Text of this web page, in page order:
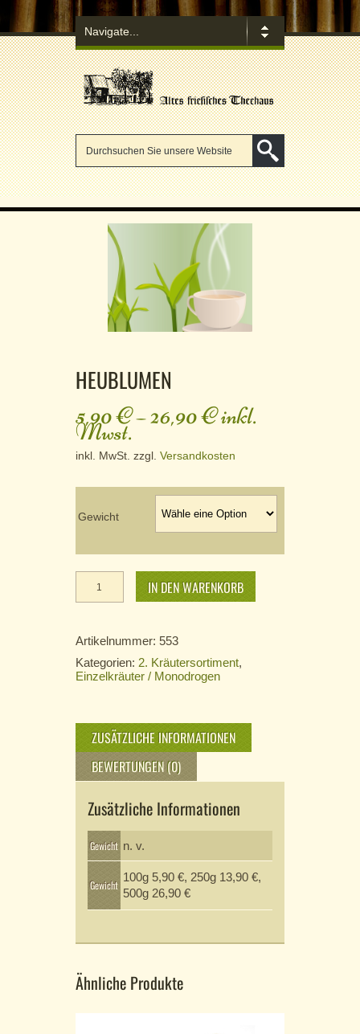
HEUBLUMEN
5,90€–26,90€inkl.
Mwst.
inkl. MwSt. zzgl. Versandkosten
Gewicht
Heublumen
Menge
IN DEN WARENKORB
Artikelnummer: 553
Kategorien: 2. Kräutersortiment,
Einzelkräuter / Monodrogen
ZUSÄTZLICHE INFORMATIONEN
BEWERTUNGEN (0)
Zusätzliche Informationen
Gewicht n. v.
Gewicht
100g 5,90 €, 250g 13,90 €,
500g 26,90 €
Ähnliche Produkte